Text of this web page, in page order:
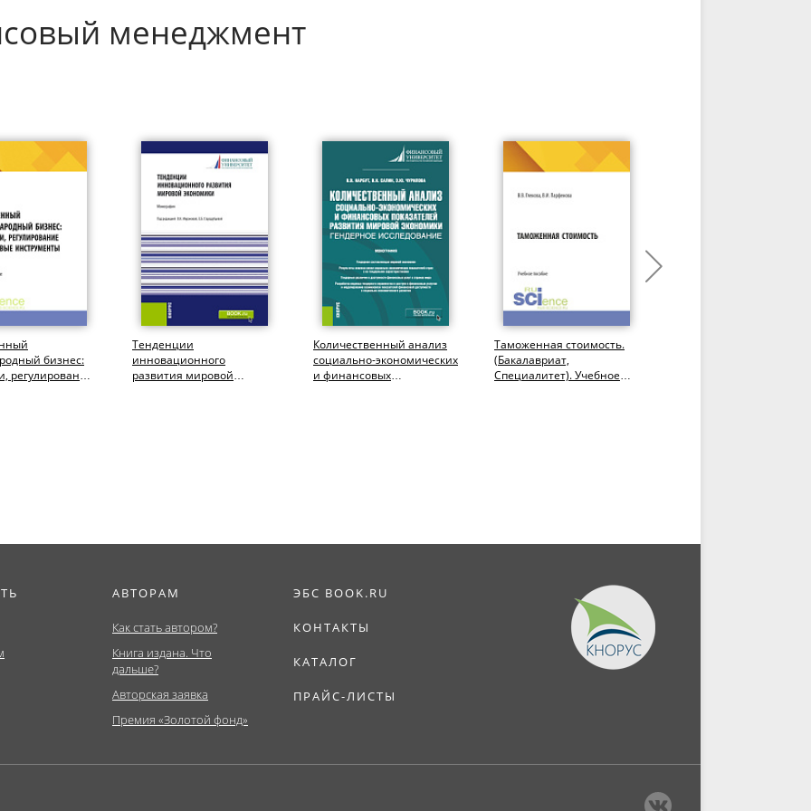
менеджмент
бизнес:
регулирование
Тенденции
инновационного
развития мировой
Количественный анализ
социально-экономических
и финансовых
Таможенная стоимость.
(Бакалавриат,
Специалитет). Учебное
АВТОРАМ
Как стать автором?
Книга издана. Что
дальше?
Авторская заявка
Премия «Золотой фонд»
ЭБС BOOK.RU
КОНТАКТЫ
КАТАЛОГ
ПРАЙС-ЛИСТЫ